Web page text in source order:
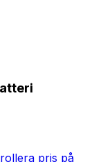
pris på